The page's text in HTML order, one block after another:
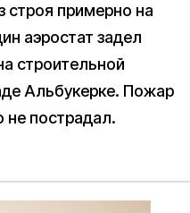
строя примерно на
аэростат задел
строительной
Альбукерке. Пожар
не пострадал.